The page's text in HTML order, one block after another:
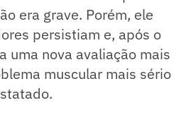
era grave. Porém, ele
persistiam e, após o
uma nova avaliação mais
muscular mais sério